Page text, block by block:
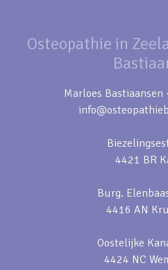
Osteopathie in
Marloes Bastiaansen
4421 BR
Burg.
4416 AN
Oostelijke
4424 NC